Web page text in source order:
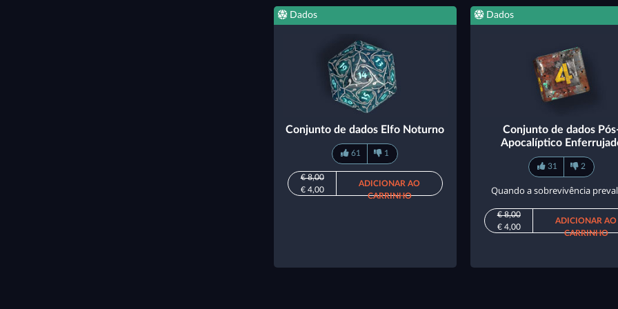
Dados
Conjunto de dados Elfo Noturno
61 1
€ 8,00
€ 4,00
ADICIONAR AO
CARRINHO
Dados
Conjunto de dados
Apocalíptico
31 2
Quando a sobrevivência
€ 8,00
€ 4,00
ADICIONAR AO
CARRINHO